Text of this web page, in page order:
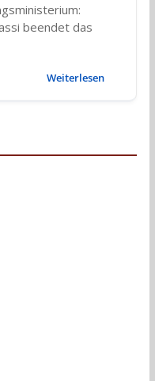
beendet das
Weiterlesen